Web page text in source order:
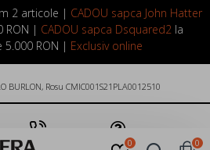
2 articole | CADOU sapca John Hatter
RON | CADOU sapca Dsquared2 la
RON | Exclusiv online
0 0
BURLON, Rosu CMIC001S21PLA0012510
Suna Acum Pune o Intrebare